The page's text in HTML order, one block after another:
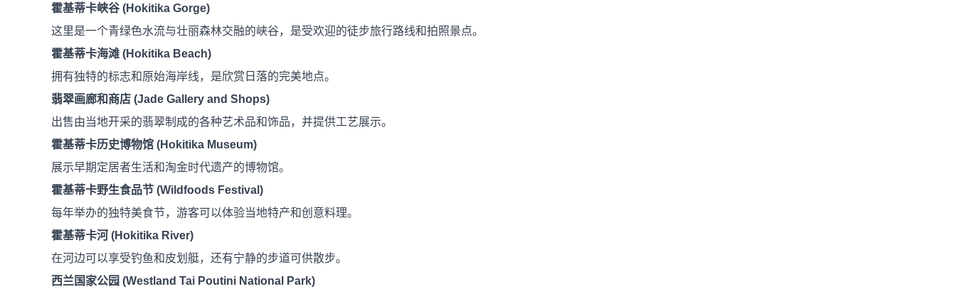
霍基蒂卡峡谷 (Hokitika Gorge)
这里是一个青绿色水流与壮丽森林交融的峡谷，是受欢迎的徒步旅行路线和拍照景点。
霍基蒂卡海滩 (Hokitika Beach)
拥有独特的标志和原始海岸线，是欣赏日落的完美地点。
翡翠画廊和商店 (Jade Gallery and Shops)
出售由当地开采的翡翠制成的各种艺术品和饰品，并提供工艺展示。
霍基蒂卡历史博物馆 (Hokitika Museum)
展示早期定居者生活和淘金时代遗产的博物馆。
霍基蒂卡野生食品节 (Wildfoods Festival)
每年举办的独特美食节，游客可以体验当地特产和创意料理。
霍基蒂卡河 (Hokitika River)
在河边可以享受钓鱼和皮划艇，还有宁静的步道可供散步。
西兰国家公园 (Westland Tai Poutini National Park)